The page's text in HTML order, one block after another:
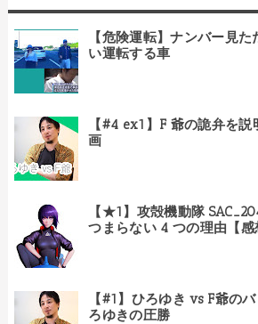
【危険運転】ナンバー見
い運転する車
【#4 ex1】F 爺の詭弁を
画
【★1】攻殻機動隊
つまらない 4 つの理由【感
【#1】ひろゆき vs F爺の
ろゆきの圧勝